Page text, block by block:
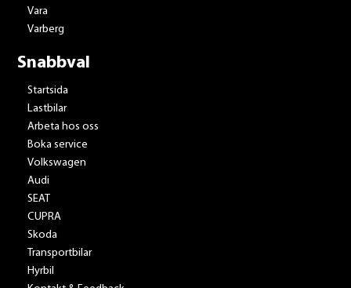
Vara
Varberg
Snabbval
Startsida
Lastbilar
Arbeta hos oss
Boka service
Volkswagen
Audi
SEAT
CUPRA
Skoda
Transportbilar
Hyrbil